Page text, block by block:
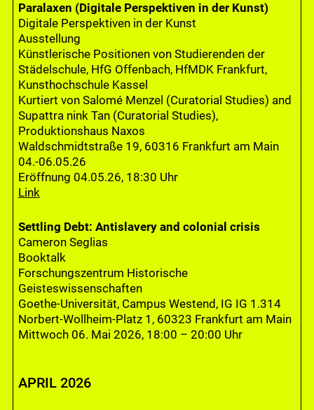
Paralaxen (Digitale Perspektiven in der Kunst)
Digitale Perspektiven in der Kunst
Ausstellung
Künstlerische Positionen von Studierenden der
Städelschule, HfG Offenbach, HfMDK Frankfurt,
Kunsthochschule Kassel
Kurtiert von Salomé Menzel (Curatorial Studies) and
Supattra nink Tan (Curatorial Studies),
Produktionshaus Naxos
Waldschmidtstraße 19, 60316 Frankfurt am Main
04.-06.05.26
Eröffnung 04.05.26, 18:30 Uhr
Link
Settling Debt: Antislavery and colonial crisis
Cameron Seglias
Booktalk
Forschungszentrum Historische
Geisteswissenschaften
Goethe-Universität, Campus Westend, IG IG 1.314
Norbert-Wollheim-Platz 1, 60323 Frankfurt am Main
Mittwoch 06. Mai 2026, 18:00 – 20:00 Uhr
APRIL 2026